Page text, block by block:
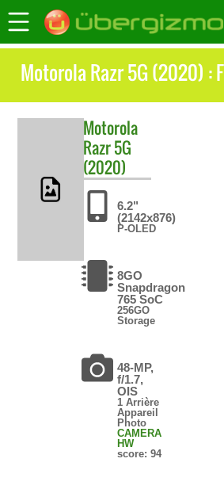
Motorola Razr 5G (2020) :
Motorola
Razr 5G
(2020)
6.2"
(2142x876)
P-OLED
8GO
Snapdragon
765 SoC
256GO
Storage
48-MP,
f/1.7,
OIS
1 Arrière
Appareil
Photo
CAMERA
HW
score: 94